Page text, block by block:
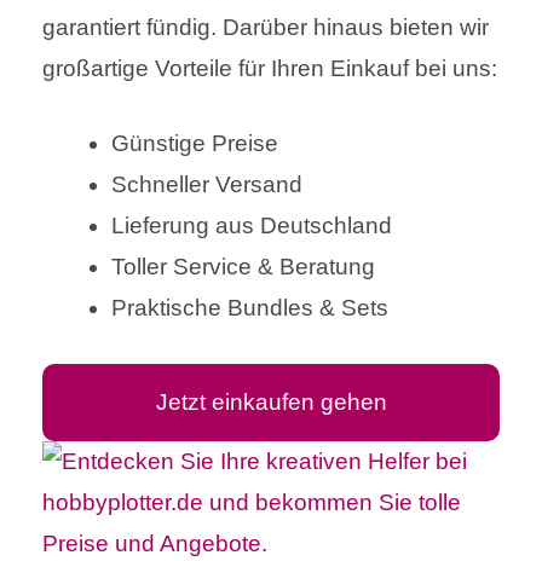
garantiert fündig. Darüber hinaus bieten wir
großartige Vorteile für Ihren Einkauf bei uns:
Günstige Preise
Schneller Versand
Lieferung aus Deutschland
Toller Service & Beratung
Praktische Bundles & Sets
Jetzt einkaufen gehen